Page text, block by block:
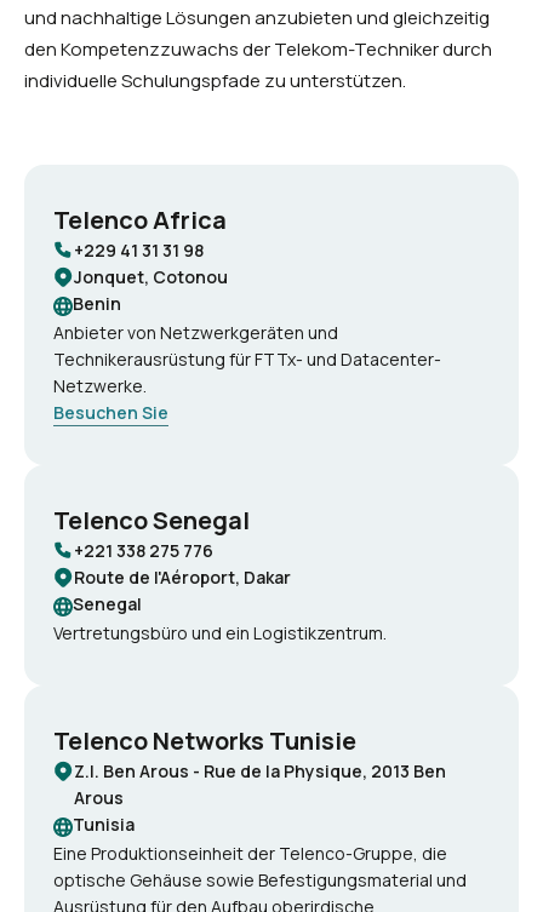
und nachhaltige Lösungen anzubieten und gleichzeitig
den Kompetenzzuwachs der Telekom-Techniker durch
individuelle Schulungspfade zu unterstützen.
Telenco Africa
+229 41 31 31 98
Jonquet, Cotonou
Benin
Anbieter von Netzwerkgeräten und
Technikerausrüstung für FTTx- und Datacenter-
Netzwerke.
Besuchen Sie
Telenco Senegal
+221 338 275 776
Route de l'Aéroport, Dakar
Senegal
Vertretungsbüro und ein Logistikzentrum.
Telenco Networks Tunisie
Z.I. Ben Arous - Rue de la Physique, 2013 Ben
Arous
Tunisia
Eine Produktionseinheit der Telenco-Gruppe, die
optische Gehäuse sowie Befestigungsmaterial und
Ausrüstung für den Aufbau oberirdische